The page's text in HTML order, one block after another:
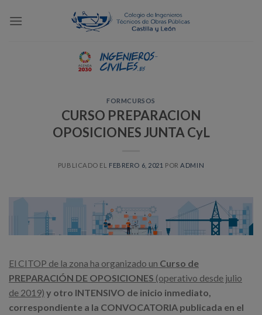
FORMCURSOS
CURSO PREPARACION
OPOSICIONES JUNTA CyL
PUBLICADO EL FEBRERO 6, 2021 PORADMIN
El CITOP de la zona ha organizado un Curso de
PREPARACIÓN DE OPOSICIONES (operativo desde julio
de 2019) y otro INTENSIVO de inicio inmediato,
correspondiente a la CONVOCATORIA publicada en el